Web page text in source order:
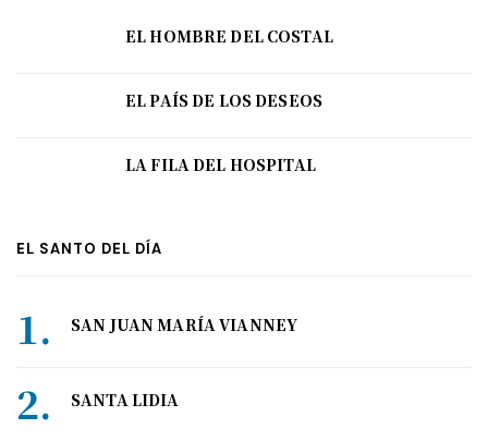
EL HOMBRE DEL COSTAL
EL PAÍS DE LOS DESEOS
LA FILA DEL HOSPITAL
EL SANTO DEL DÍA
SAN JUAN MARÍA VIANNEY
SANTA LIDIA